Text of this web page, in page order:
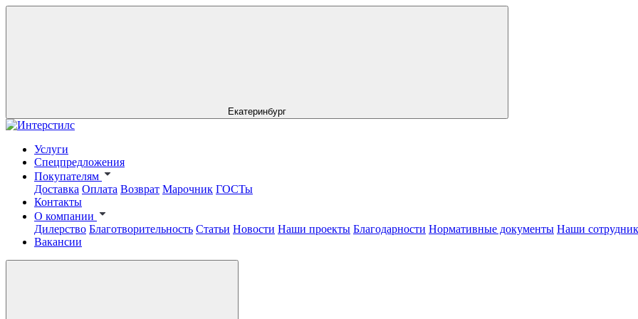
Екатеринбург
Услуги
Спецпредложения
Покупателям
Доставка Оплата Возврат Марочник ГОСТы
Контакты
О компании
Дилерство Благотворительность Статьи Новости Наши проекты Благодарности Нормативные документы Наши
Вакансии